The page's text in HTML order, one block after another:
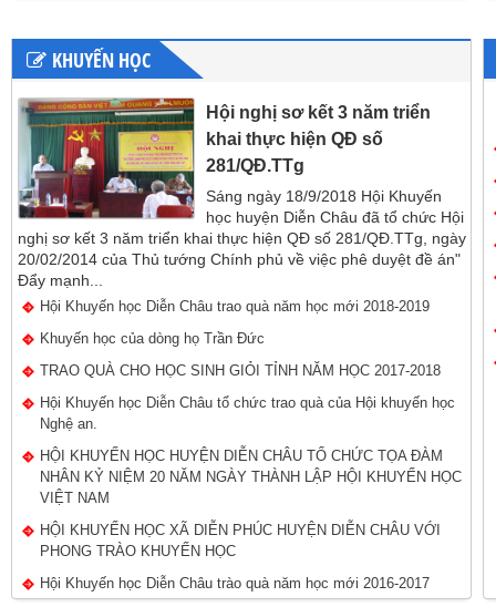
KHUYẾN HỌC
Hội nghị sơ kết 3 năm triển
khai thực hiện QĐ số
281/QĐ.TTg
Sáng ngày 18/9/2018 Hội Khuyến
học huyện Diễn Châu đã tổ chức Hội
nghị sơ kết 3 năm triển khai thực hiện QĐ số 281/QĐ.TTg, ngày
20/02/2014 của Thủ tướng Chính phủ về việc phê duyệt đề án"
Đẩy mạnh...
Hội Khuyến học Diễn Châu trao quà năm học mới 2018-2019
Khuyến học của dòng họ Trần Đức
TRAO QUÀ CHO HỌC SINH GIỎI TỈNH NĂM HỌC 2017-2018
Hội Khuyến học Diễn Châu tổ chức trao quà của Hội khuyến học
Nghệ an.
HỘI KHUYẾN HỌC HUYỆN DIỄN CHÂU TỔ CHỨC TỌA ĐÀM
NHÂN KỶ NIỆM 20 NĂM NGÀY THÀNH LẬP HỘI KHUYẾN HỌC
VIỆT NAM
HỘI KHUYẾN HỌC XÃ DIỄN PHÚC HUYỆN DIỄN CHÂU VỚI
PHONG TRÀO KHUYẾN HỌC
Hội Khuyến học Diễn Châu trào quà năm học mới 2016-2017